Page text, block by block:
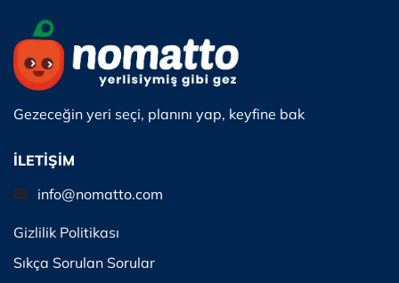
Gezeceğin yeri seçi, planını yap, keyfine bak
İLETİŞİM
info@nomatto.com
Gizlilik Politikası
Sıkça Sorulan Sorular